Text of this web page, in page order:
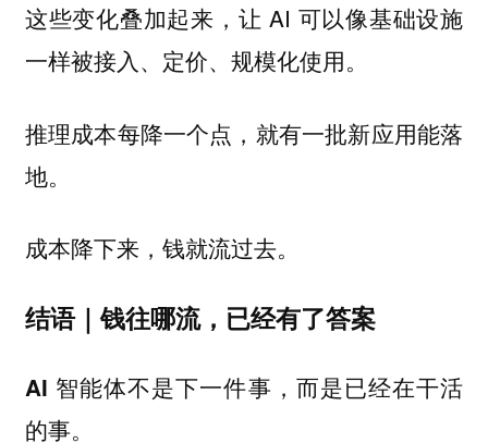
这些变化叠加起来，让 AI 可以像基础设施
一样被接入、定价、规模化使用。
推理成本每降一个点，就有一批新应用能落
地。
成本降下来，钱就流过去。
结语｜钱往哪流，已经有了答案
AI 智能体不是下一件事，而是已经在干活
的事。